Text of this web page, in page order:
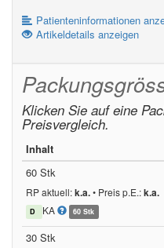
Patienteninformationen
Artikeldetails anzeigen
Klicken Sie auf eine
Preisvergleich.
Inhalt
60 Stk
RP aktuell:k.a.• Preis p.E.:k.a.
D KA 60 Stk
30 Stk